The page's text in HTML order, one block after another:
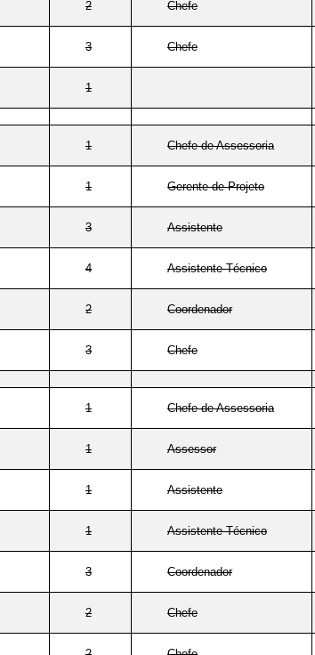
2 Chefe
3 Chefe
1
1 Chefe de Assessoria
1 Gerente de Projeto
3 Assistente
4 Assistente Técnico
2 Coordenador
3 Chefe
1 Chefe de Assessoria
1 Assessor
1 Assistente
1 Assistente Técnico
3 Coordenador
2 Chefe